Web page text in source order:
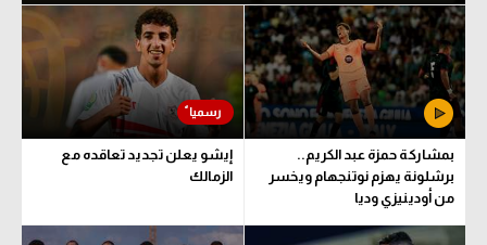
بمشاركة حمزة عبد الكريم..
برشلونة يهزم نوتنجهام ويخسر
من أودينيزي وديا
إيشو يعلن تجديد تعاقده مع
الزمالك